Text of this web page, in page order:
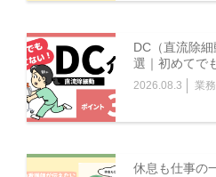
DC（直流除
選｜初めてで
2026.08.3 業務
休息も仕事の